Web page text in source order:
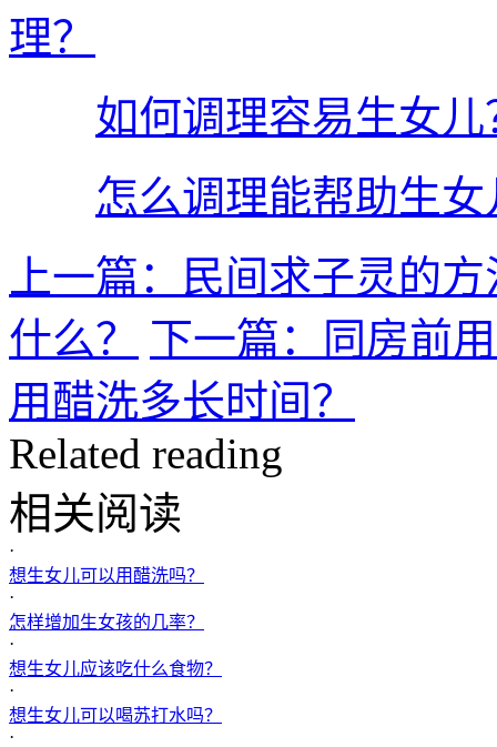
理？
如何调理容易生女
怎么调理能帮助生
上一篇：民间求子灵的
什么？
下一篇：同房前
用醋洗多长时间？
Related reading
相关阅读
·
想生女儿可以用醋洗吗？
·
怎样增加生女孩的几率？
·
想生女儿应该吃什么食物？
·
想生女儿可以喝苏打水吗？
·